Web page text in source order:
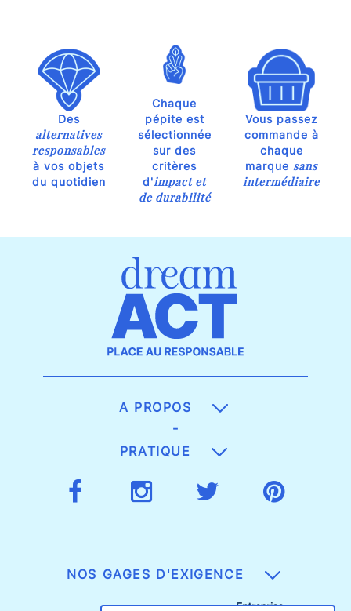
Des
alternatives
responsables
à vos objets
du quotidien
Chaque
pépite est
sélectionnée
sur des
critères
d'impact et
de durabilité
Vous passez
commande à
chaque
marque sans
intermédiaire
A PROPOS
-
PRATIQUE
NOS GAGES D'EXIGENCE